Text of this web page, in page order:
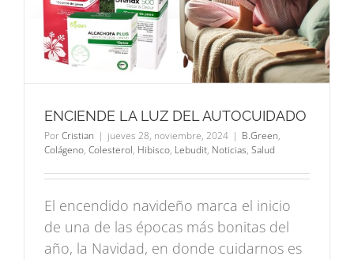
ENCIENDE LA LUZ DEL AUTOCUIDADO
PorCristian | jueves 28, noviembre, 2024 | B.Green,
Colágeno, Colesterol, Hibisco, Lebudit, Noticias, Salud
El encendido navideño marca el inicio
de una de las épocas más bonitas del
año, la Navidad, en donde cuidarnos es